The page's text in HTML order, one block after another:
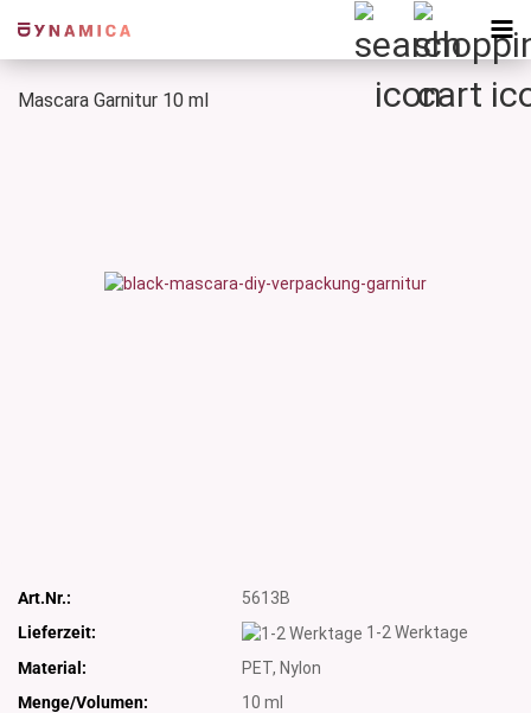
Mascara Garnitur 10 ml
Art.Nr.:
5613B
Lieferzeit:
1-2 Werktage
Material:
PET, Nylon
Menge/Volumen:
10 ml